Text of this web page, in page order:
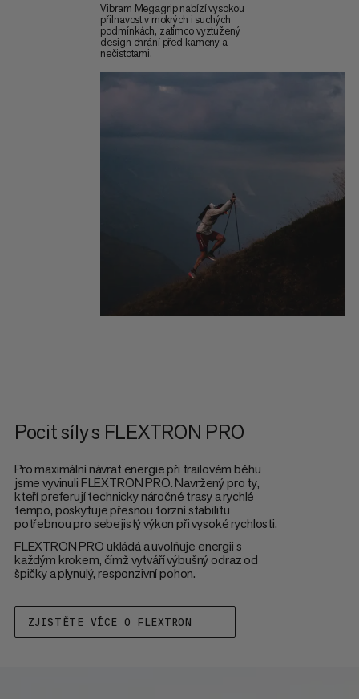
Vibram Megagrip nabízí vysokou
přilnavost v mokrých i suchých
podmínkách, zatímco vyztužený
design chrání před kameny a
nečistotami.
Pocit síly s FLEXTRON PRO
Pro maximální návrat energie při trailovém běhu
jsme vyvinuli FLEXTRON PRO. Navržený pro ty,
kteří preferují technicky náročné trasy a rychlé
tempo, poskytuje přesnou torzní stabilitu
potřebnou pro sebejistý výkon při vysoké rychlosti.
FLEXTRON PRO ukládá a uvolňuje energii s
každým krokem, čímž vytváří výbušný odraz od
špičky a plynulý, responzivní pohon.
ZJISTĚTE VÍCE O FLEXTRON